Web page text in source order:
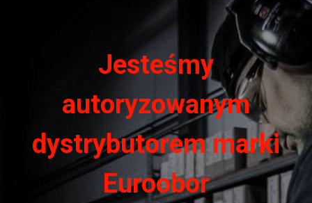
Jesteśmy
autoryzowanym
dystrybutorem marki
Euroobor